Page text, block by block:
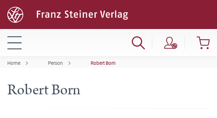
Home Person Robert Born
Robert Born